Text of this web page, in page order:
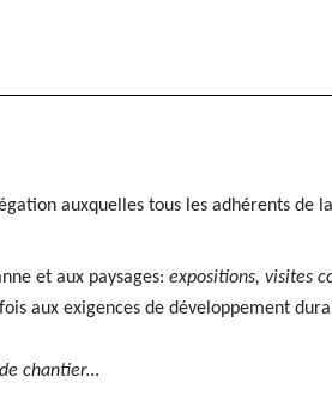
auxquelles tous les adhérents de
et aux paysages: expositions, visites
aux exigences de développement
chantier…